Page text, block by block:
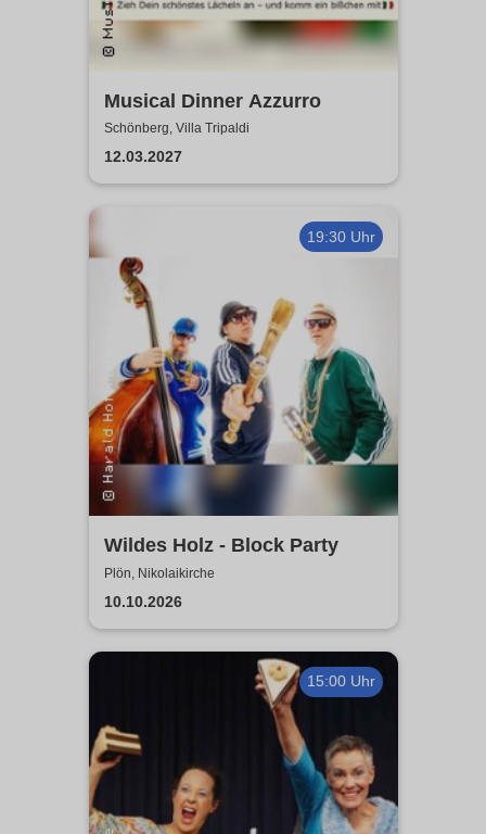
Musical Dinner Azzurro
Schönberg, Villa Tripaldi
12.03.2027
19:30 Uhr
Wildes Holz - Block Party
Plön, Nikolaikirche
10.10.2026
15:00 Uhr